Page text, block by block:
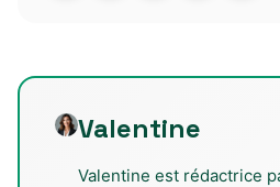
Valentine
Valentine est rédactrice